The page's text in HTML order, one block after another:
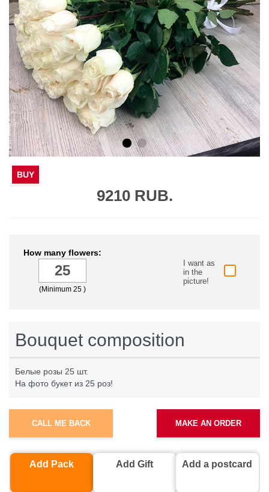
9210 RUB.
BUY
How many flowers:
(Minimum 25 )
I want as
in the
picture!
Bouquet composition
Белые розы 25 шт.
На фото букет из 25 роз!
MAKE AN ORDER
CALL ME BACK
Add Pack Add Gift Add a postcard